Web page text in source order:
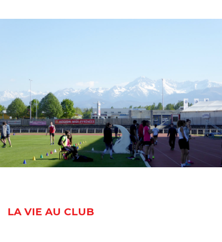
LA VIE AU CLUB